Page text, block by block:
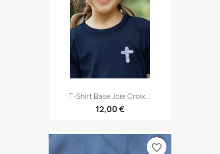
T-Shirt Base Joie Croix...
12,00 €
favorite_border